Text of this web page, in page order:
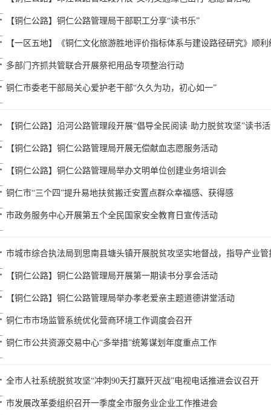
【铜仁公路】铜仁公路管理局干部职工分享“读书乐”
【一区五地】《铜仁文化旅游胜地评价指标体系与建设路径研究》顺利
多部门齐抓共管联合开展祭祀用品专项整治行动
铜仁市委老干部局关心爱护老干部“久久为功，初心如一”
【铜仁公路】沿河公路管理段开展“倡导全民阅读·助力脱贫攻坚”读书
【铜仁公路】铜仁公路管理局开展无偿献血志愿服务活动
【铜仁公路】铜仁公路管理局举办文明单位创建业务培训会
铜仁市“三个四”提升易地扶贫搬迁安置点群众幸福感、获得感
市政务服务中心开展第五个全民国家安全教育日宣传活动
市城市综合执法局到思南县塘头镇开展脱贫攻坚实地督战，指导产业管
【铜仁公路】铜仁公路管理局开展第一期读书分享会活动
【铜仁公路】铜仁公路管理局举办孝老爱亲主题道德讲堂活动
铜仁市市场监管系统优化营商环境工作调度会召开
铜仁市公共资源交易中心“多举措”统筹谋划年度重点工作
全市人社系统脱贫攻坚“冲刺90天打赢歼灭战”电视电话推进会议召开
市发展改革委组织召开一季度全市服务业企业工作推进会